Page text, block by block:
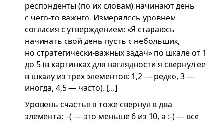
респонденты (по их словам) начинают день
с чего-то важнго. Измерялось уровнем
согласия с утверждением: «Я стараюсь
начинать свой день пусть с небольших,
но стратегически-важных задач» по шкале от 1
до 5 (в картинках для наглядности я свернул ее
в шкалу из трех элементов: 1,2 — редко, 3 —
иногда, 4,5 — часто). [...]
Уровень счастья я тоже свернул в два
элемента: :-( — это меньше 6 из 10, а :-) — все